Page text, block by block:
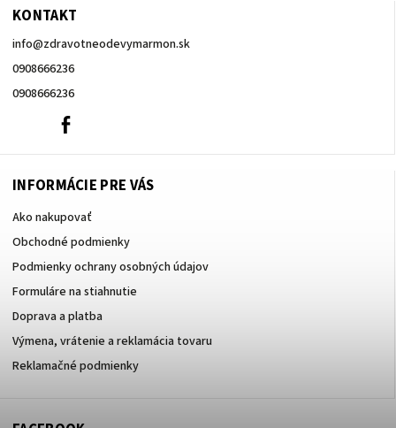
KONTAKT
info@zdravotneodevymarmon.sk
0908666236
0908666236
0908666236
INFORMÁCIE PRE VÁS
Ako nakupovať
Obchodné podmienky
Podmienky ochrany osobných údajov
Formuláre na stiahnutie
Doprava a platba
Výmena, vrátenie a reklamácia tovaru
Reklamačné podmienky